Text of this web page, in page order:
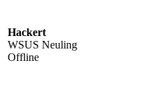
Hackert
WSUS Neuling
Offline